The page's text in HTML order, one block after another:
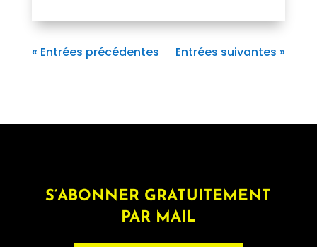
« Entrées précédentes Entrées suivantes »
S’ABONNER GRATUITEMENT
PAR MAIL